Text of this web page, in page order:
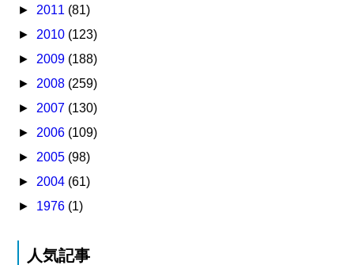
► 2011 (81)
► 2010 (123)
► 2009 (188)
► 2008 (259)
► 2007 (130)
► 2006 (109)
► 2005 (98)
► 2004 (61)
► 1976 (1)
人気記事